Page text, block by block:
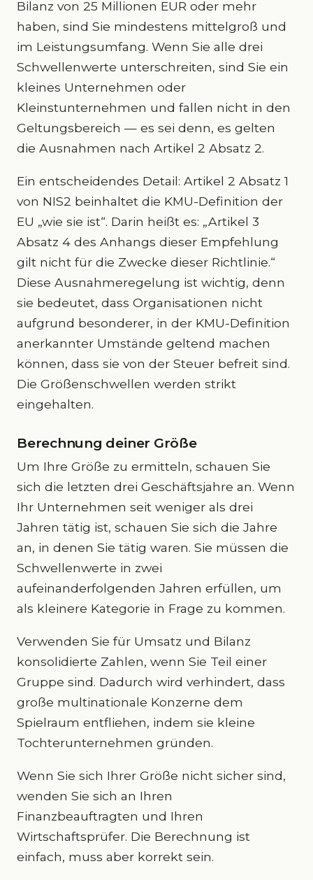
Bilanz von 25 Millionen EUR oder mehr
haben, sind Sie mindestens mittelgroß und
im Leistungsumfang. Wenn Sie alle drei
Schwellenwerte unterschreiten, sind Sie ein
kleines Unternehmen oder
Kleinstunternehmen und fallen nicht in den
Geltungsbereich — es sei denn, es gelten
die Ausnahmen nach Artikel 2 Absatz 2.
Ein entscheidendes Detail: Artikel 2 Absatz 1
von NIS2 beinhaltet die KMU-Definition der
EU „wie sie ist“. Darin heißt es: „Artikel 3
Absatz 4 des Anhangs dieser Empfehlung
gilt nicht für die Zwecke dieser Richtlinie.“
Diese Ausnahmeregelung ist wichtig, denn
sie bedeutet, dass Organisationen nicht
aufgrund besonderer, in der KMU-Definition
anerkannter Umstände geltend machen
können, dass sie von der Steuer befreit sind.
Die Größenschwellen werden strikt
eingehalten.
Berechnung deiner Größe
Um Ihre Größe zu ermitteln, schauen Sie
sich die letzten drei Geschäftsjahre an. Wenn
Ihr Unternehmen seit weniger als drei
Jahren tätig ist, schauen Sie sich die Jahre
an, in denen Sie tätig waren. Sie müssen die
Schwellenwerte in zwei
aufeinanderfolgenden Jahren erfüllen, um
als kleinere Kategorie in Frage zu kommen.
Verwenden Sie für Umsatz und Bilanz
konsolidierte Zahlen, wenn Sie Teil einer
Gruppe sind. Dadurch wird verhindert, dass
große multinationale Konzerne dem
Spielraum entfliehen, indem sie kleine
Tochterunternehmen gründen.
Wenn Sie sich Ihrer Größe nicht sicher sind,
wenden Sie sich an Ihren
Finanzbeauftragten und Ihren
Wirtschaftsprüfer. Die Berechnung ist
einfach, muss aber korrekt sein.